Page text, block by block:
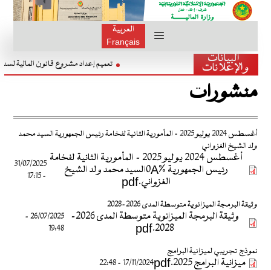
العربية
Français
البيانات
والإعلانات تعميم إعداد مشروع قانون المالية
منشورات
أغسطس 2024 يوليو 2025 - المأمورية الثانية لفخامة رئيس الجمهورية السيد محمد
ولد الشيخ الغزواني
أغسطس 2024 يوليو 2025 - المأمورية الثانية لفخامة
رئيس الجمهورية %0Aالسيد محمد ولد الشيخ
الغزواني.pdf
31/07/2025
- 17:15
وثيقة البرمجة الميزانوية متوسطة المدى 2026-2028
وثيقة البرمجة الميزانوية متوسطة المدى 2026-
2028.pdf
26/07/2025 -
19:48
نموذج تجريبي لميزانية البرامج
ميزانية البرامج 2025.pdf 17/11/2024 - 22:48